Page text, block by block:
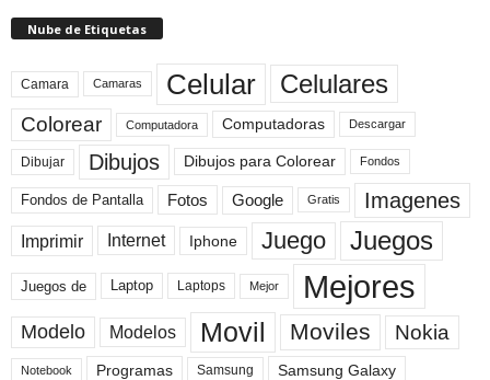
Nube de Etiquetas
Camara Camaras Celular Celulares
Colorear Computadora Computadoras Descargar
Dibujar Dibujos Dibujos para Colorear Fondos
Fondos de Pantalla Fotos Google Gratis Imagenes
Imprimir Internet Iphone Juego Juegos
Juegos de Laptop Laptops Mejor Mejores
Modelo Modelos Movil Moviles Nokia
Notebook Programas Samsung Samsung Galaxy